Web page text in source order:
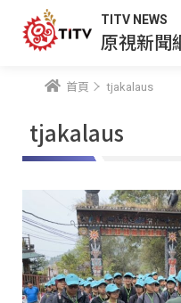
TITV NEWS
原視新聞
首頁 tjakalaus
tjakalaus